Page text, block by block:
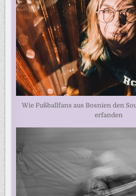
Wie Fußballfans aus Bosnien den
erfanden